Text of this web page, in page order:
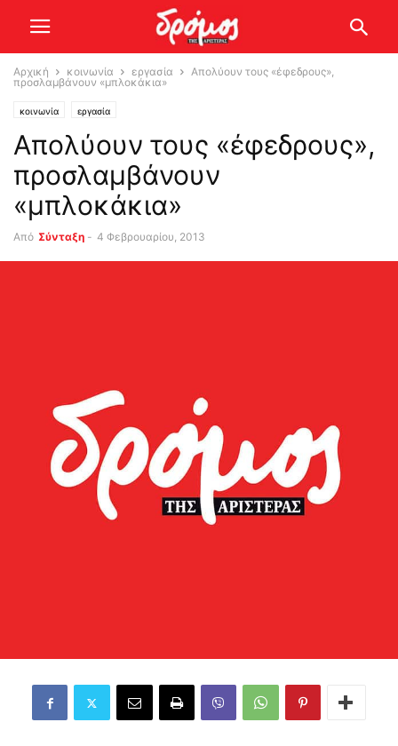
Αρχική κοινωνία εργασία
Απολύουν τους «έφεδρους»,
προσλαμβάνουν «μπλοκάκια»
κοινωνία εργασία
Απολύουν τους «έφεδρους»,
προσλαμβάνουν
«μπλοκάκια»
Από Σύνταξη - 4 Φεβρουαρίου, 2013